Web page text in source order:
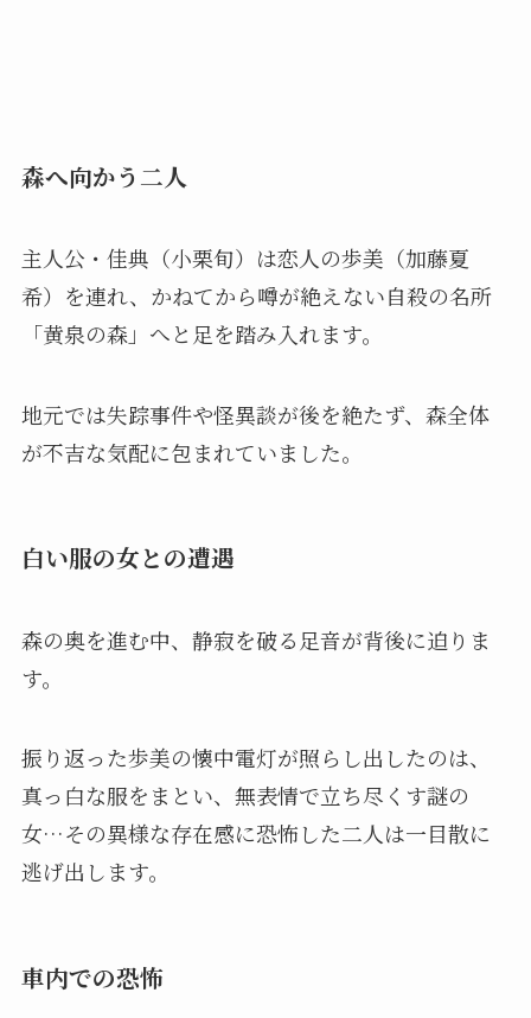
森へ向かう二人
主人公・佳典（小栗旬）は恋人の歩美（加藤夏
希）を連れ、かねてから噂が絶えない自殺の名所
「黄泉の森」へと足を踏み入れます。
地元では失踪事件や怪異談が後を絶たず、森全体
が不吉な気配に包まれていました。
白い服の女との遭遇
森の奥を進む中、静寂を破る足音が背後に迫りま
す。
振り返った歩美の懐中電灯が照らし出したのは、
真っ白な服をまとい、無表情で立ち尽くす謎の
女…その異様な存在感に恐怖した二人は一目散に
逃げ出します。
車内での恐怖